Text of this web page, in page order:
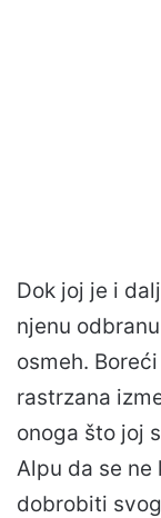
Dok joj je i
njenu
osmeh.
rastrzana
onoga što joj
Alpu da se ne
dobrobiti